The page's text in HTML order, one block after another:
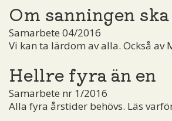
Om sanningen
Samarbete 04/2016
Vi kan ta lärdom av alla. Också av
Hellre fyra än en
Samarbete nr 1/2016
Alla fyra årstider behövs. Läs